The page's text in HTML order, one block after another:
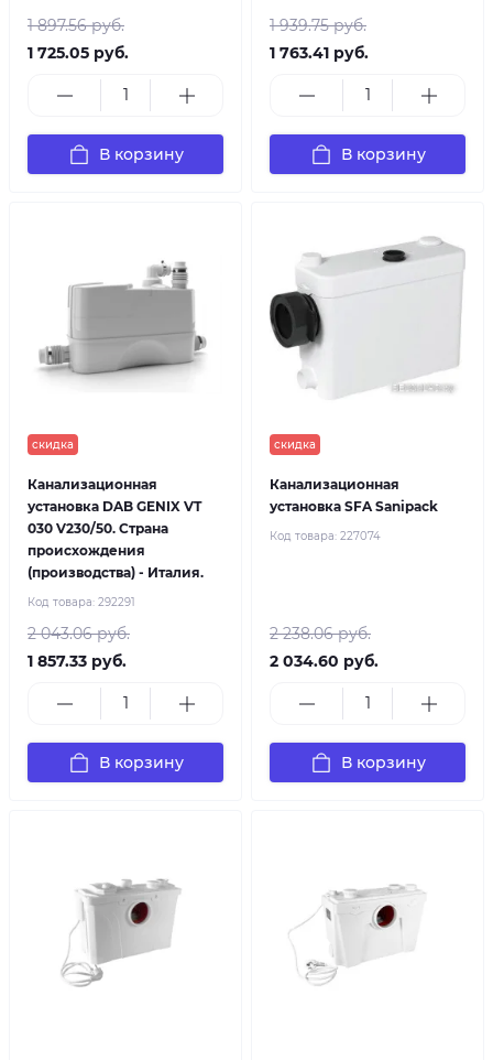
1 897.56 руб.
1 725.05 руб.
В корзину
1 939.75 руб.
1 763.41 руб.
В корзину
скидка
Канализационная
установка DAB GENIX VT
030 V230/50. Страна
происхождения
(производства) - Италия.
Код товара: 292291
2 043.06 руб.
1 857.33 руб.
В корзину
скидка
Канализационная
установка SFA Sanipack
Код товара: 227074
2 238.06 руб.
2 034.60 руб.
В корзину